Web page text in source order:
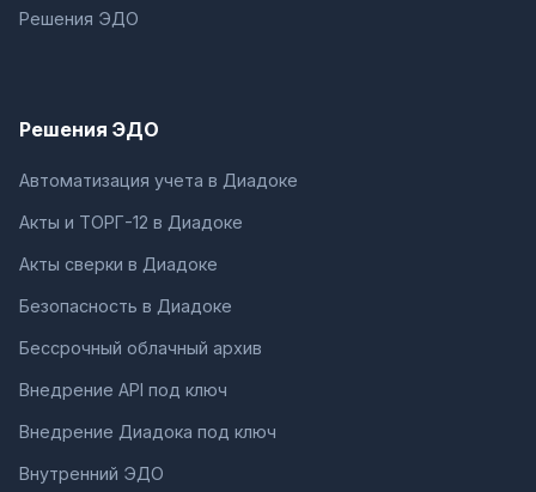
Решения ЭДО
Решения ЭДО
Автоматизация учета в Диадоке
Акты и ТОРГ-12 в Диадоке
Акты сверки в Диадоке
Безопасность в Диадоке
Бессрочный облачный архив
Внедрение API под ключ
Внедрение Диадока под ключ
Внутренний ЭДО